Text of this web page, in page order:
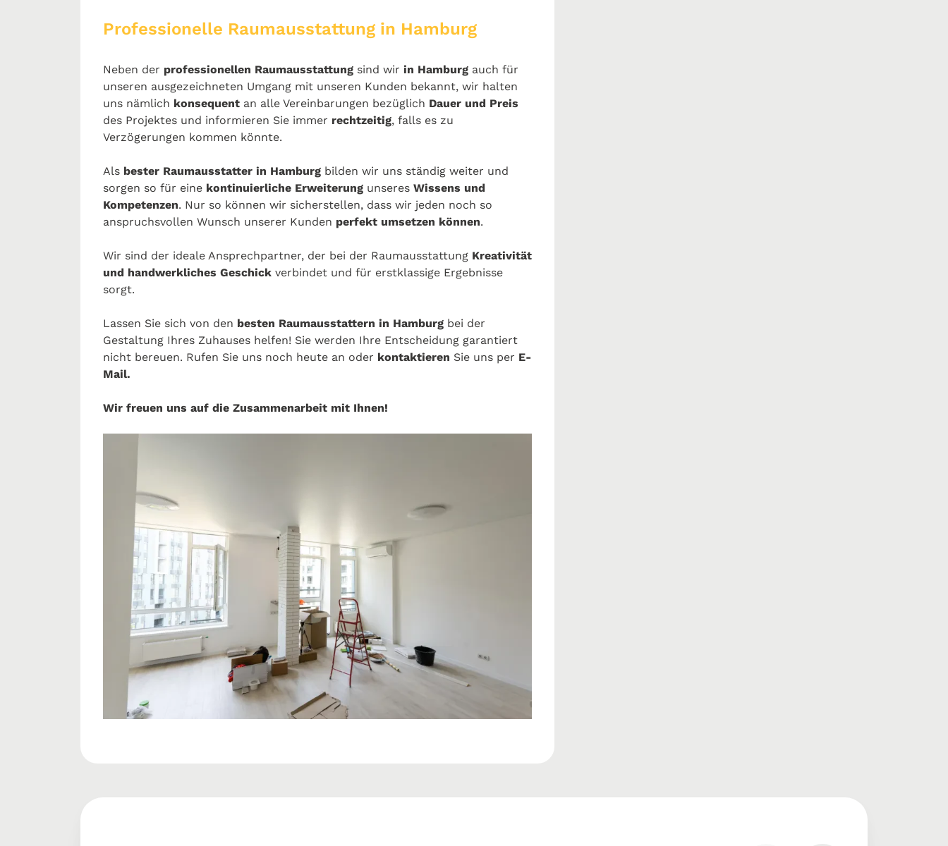
Professionelle Raumausstattung in Hamburg
Neben der professionellen Raumausstattung sind wir in Hamburg auch für
unseren ausgezeichneten Umgang mit unseren Kunden bekannt, wir halten
uns nämlich konsequent an alle Vereinbarungen bezüglich Dauer und Preis
des Projektes und informieren Sie immer rechtzeitig, falls es zu
Verzögerungen kommen könnte.
Als bester Raumausstatter in Hamburg bilden wir uns ständig weiter und
sorgen so für eine kontinuierliche Erweiterung unseres Wissens und
Kompetenzen. Nur so können wir sicherstellen, dass wir jeden noch so
anspruchsvollen Wunsch unserer Kunden perfekt umsetzen können.
Wir sind der ideale Ansprechpartner, der bei der Raumausstattung Kreativität
und handwerkliches Geschick verbindet und für erstklassige Ergebnisse
sorgt.
Lassen Sie sich von den besten Raumausstattern in Hamburg bei der
Gestaltung Ihres Zuhauses helfen! Sie werden Ihre Entscheidung garantiert
nicht bereuen. Rufen Sie uns noch heute an oder kontaktieren Sie uns per E-
Mail.
Wir freuen uns auf die Zusammenarbeit mit Ihnen!